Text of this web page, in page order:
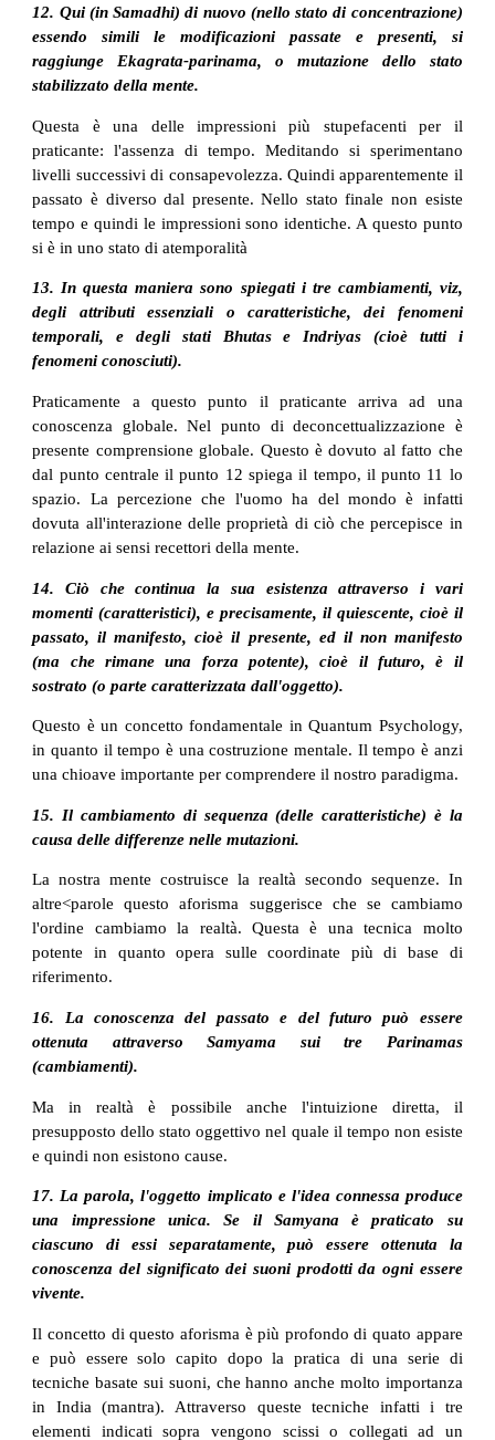
12. Qui (in Samadhi) di nuovo (nello stato di concentrazione)
essendo simili le modificazioni passate e presenti, si
raggiunge Ekagrata-parinama, o mutazione dello stato
stabilizzato della mente.
Questa è una delle impressioni più stupefacenti per il
praticante: l'assenza di tempo. Meditando si sperimentano
livelli successivi di consapevolezza. Quindi apparentemente il
passato è diverso dal presente. Nello stato finale non esiste
tempo e quindi le impressioni sono identiche. A questo punto
si è in uno stato di atemporalità
13. In questa maniera sono spiegati i tre cambiamenti, viz,
degli attributi essenziali o caratteristiche, dei fenomeni
temporali, e degli stati Bhutas e Indriyas (cioè tutti i
fenomeni conosciuti).
Praticamente a questo punto il praticante arriva ad una
conoscenza globale. Nel punto di deconcettualizzazione è
presente comprensione globale. Questo è dovuto al fatto che
dal punto centrale il punto 12 spiega il tempo, il punto 11 lo
spazio. La percezione che l'uomo ha del mondo è infatti
dovuta all'interazione delle proprietà di ciò che percepisce in
relazione ai sensi recettori della mente.
14. Ciò che continua la sua esistenza attraverso i vari
momenti (caratteristici), e precisamente, il quiescente, cioè il
passato, il manifesto, cioè il presente, ed il non manifesto
(ma che rimane una forza potente), cioè il futuro, è il
sostrato (o parte caratterizzata dall'oggetto).
Questo è un concetto fondamentale in Quantum Psychology,
in quanto il tempo è una costruzione mentale. Il tempo è anzi
una chioave importante per comprendere il nostro paradigma.
15. Il cambiamento di sequenza (delle caratteristiche) è la
causa delle differenze nelle mutazioni.
La nostra mente costruisce la realtà secondo sequenze. In
altre<parole questo aforisma suggerisce che se cambiamo
l'ordine cambiamo la realtà. Questa è una tecnica molto
potente in quanto opera sulle coordinate più di base di
riferimento.
16. La conoscenza del passato e del futuro può essere
ottenuta attraverso Samyama sui tre Parinamas
(cambiamenti).
Ma in realtà è possibile anche l'intuizione diretta, il
presupposto dello stato oggettivo nel quale il tempo non esiste
e quindi non esistono cause.
17. La parola, l'oggetto implicato e l'idea connessa produce
una impressione unica. Se il Samyana è praticato su
ciascuno di essi separatamente, può essere ottenuta la
conoscenza del significato dei suoni prodotti da ogni essere
vivente.
Il concetto di questo aforisma è più profondo di quato appare
e può essere solo capito dopo la pratica di una serie di
tecniche basate sui suoni, che hanno anche molto importanza
in India (mantra). Attraverso queste tecniche infatti i tre
elementi indicati sopra vengono scissi o collegati ad un